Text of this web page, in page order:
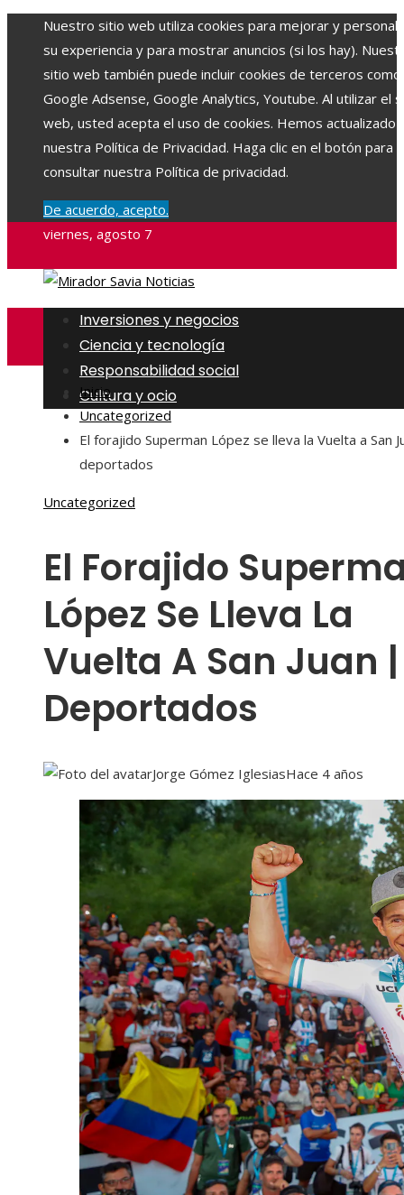
Nuestro sitio web utiliza cookies para mejorar y
su experiencia y para mostrar anuncios (si los hay).
sitio web también puede incluir cookies de terceros como
Google Adsense, Google Analytics, Youtube. Al utilizar el
web, usted acepta el uso de cookies. Hemos actualizado
nuestra Política de Privacidad. Haga clic en el botón para
consultar nuestra Política de privacidad.
De acuerdo, acepto.
viernes, agosto 7
Inversiones y negocios
Ciencia y tecnología
Responsabilidad social
Cultura y ocio
Inicio
Uncategorized
El forajido Superman López se lleva la Vuelta a San
deportados
Uncategorized
El Forajido
López Se Lleva La
Vuelta A San Juan |
Deportados
Jorge Gómez IglesiasHace 4 años